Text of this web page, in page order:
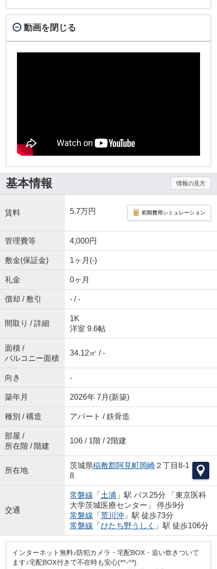
動画を閉じる
基本情報 情報の見方
賃料 5.7万円 初期費用シミュレーション
管理費等 4,000円
敷金(保証金) 1ヶ月(-)
礼金 0ヶ月
償却 / 敷引 - / -
間取り / 詳細
1K
洋室 9.6帖
面積 /
バルコニー面積
34.12㎡ / -
向き -
築年月 2026年 7月(新築)
種別 / 構造 アパート / 鉄骨造
部屋 /
所在階 / 階建
106 / 1階 / 2階建
所在地
茨城県稲敷郡阿見町岡崎２丁目8-1
8
交通
常磐線 「 土浦 」駅 バス25分 「東京医科
大学茨城医療センター」 停歩9分
常磐線 「 荒川沖 」駅 徒歩73分
常磐線 「 ひたち野うしく 」駅 徒歩106分
インターネット無料♪防犯カメラ・宅配BOX・追い炊きついて
ます♪宅配BOX付きで不在時も安心(*^-^*)